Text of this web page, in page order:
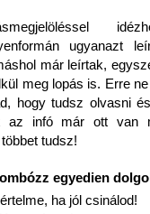
ugyanazt
már leírtak,
meg lopás is. Erre
hogy tudsz olvasni
az infó már ott van
tudsz!
egyedien
ha jól csinálod!